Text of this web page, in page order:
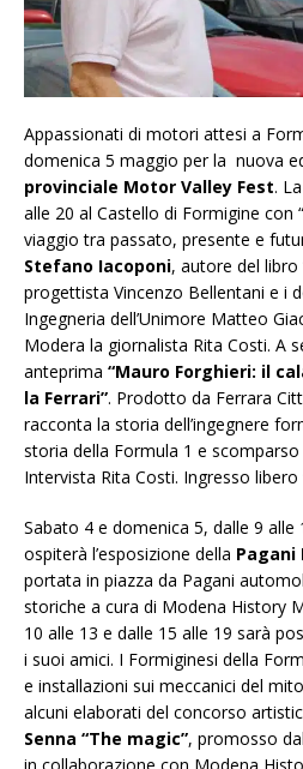
Appassionati di motori attesi a
domenica 5 maggio per la nuova
provinciale Motor Valley Fest.
alle 20 al Castello di Formigine con
viaggio tra passato, presente e
Stefano Iacoponi, autore del libro
progettista Vincenzo Bellentani e i
Ingegneria dell’Unimore Matteo
Modera la giornalista Rita Costi. A
anteprima “Mauro Forghieri: il
la Ferrari”. Prodotto da Ferrara
racconta la storia dell’ingegnere
storia della Formula 1 e
Intervista Rita Costi. Ingresso
Sabato 4 e domenica 5, dalle 9 alle
ospiterà l’esposizione della Pagani
portata in piazza da Pagani
storiche a cura di Modena History
10 alle 13 e dalle 15 alle 19 sarà
i suoi amici. I Formiginesi della
e installazioni sui meccanici del
alcuni elaborati del concorso
Senna “The magic”, promosso